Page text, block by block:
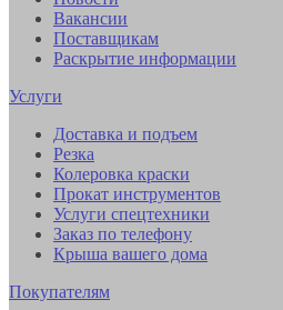
Вакансии
Поставщикам
Раскрытие информации
Услуги
Доставка и подъем
Резка
Колеровка краски
Прокат инструментов
Услуги спецтехники
Заказ по телефону
Крыша вашего дома
Покупателям